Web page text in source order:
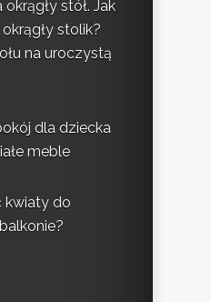
stół. Jak
stolik?
na uroczystą
dla dziecka
meble
kwiaty do